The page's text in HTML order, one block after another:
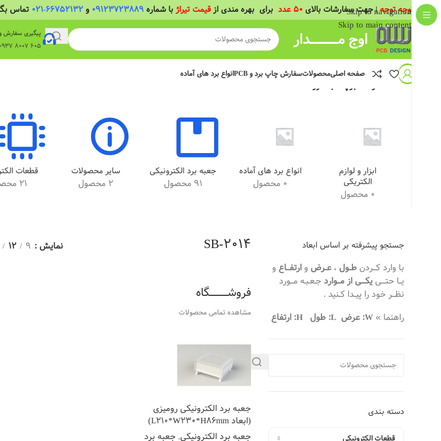
Skip to navigation
Skip to main content
( توجه توجه| جهت سفارشات بالای 50 عدد برای بهره مندی ازقیمت تیراژبا شماره 09123723889 و66752132-021 تماس
اوج مــــــــــــــدار
پیگیری سفارش
605 8007 0937 واتساپ
صفحه اصلیمحصولاتسفارش چاپ برد و PCB انواع برد های آماده
خانه محصولات برچسب خورده “SB-2014”
ابزار و لوازم
الکتریکی
0 محصول
انواع برد های آماده
0 محصول
جعبه برد الکترونیکی
91 محصول
سایر محصولات
2 محصول
قطعات
21 محصول
جستجو پیشرفته بر اساس ابعاد
با وارد کـــردن طــول ،عــرض و ارتفـــاع و
یــا حتــــی یکــــی از مـــوارد جـعـبـه مـــورد
نظـــر خود را پیــدا کــنید .
راهنما » W: عرض L: طول H: ارتفاع
دسته بندی
قطعات الکترونیکی
SB-2014 نمایش 9
12
فروشــــــــــــگاه
مشاهده تمامی محصولات
جعبه برد الکترونیکی رومیزی
(ابعاد L210*W230*H86mm)
جعبه برد الکترونیکی, جعبه برد